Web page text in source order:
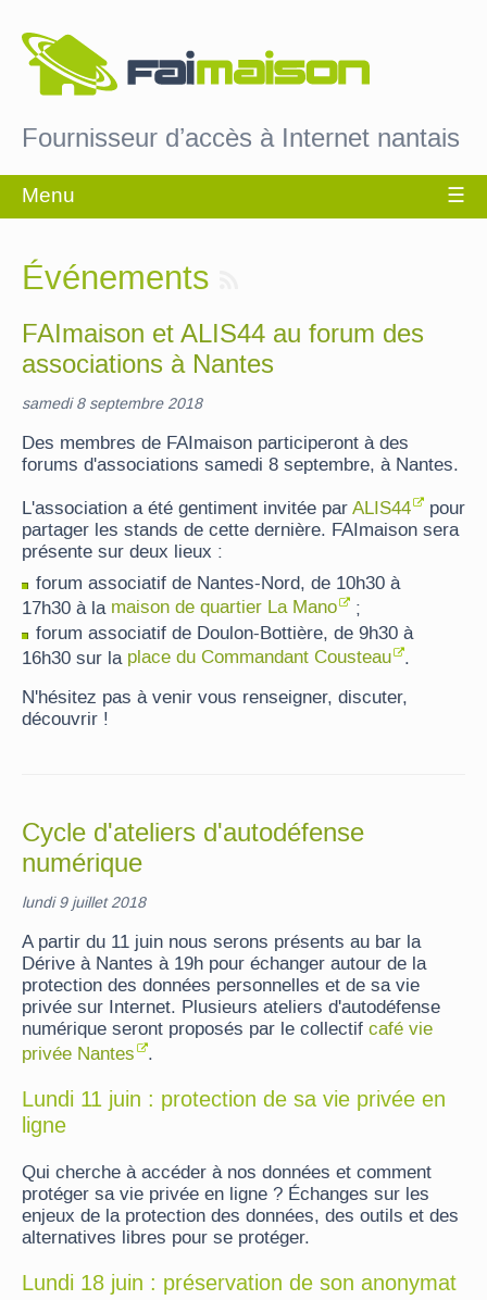
Fournisseur d’accès à Internet nantais
Événements
FAImaison et ALIS44 au forum des
associations à Nantes
samedi 8 septembre 2018
Des membres de FAImaison participeront à des
forums d'associations samedi 8 septembre, à Nantes.
L'association a été gentiment invitée par ALIS44
pour
partager les stands de cette dernière. FAImaison sera
présente sur deux lieux :
forum associatif de Nantes-Nord, de 10h30 à
17h30 à la maison de quartier La Mano
;
forum associatif de Doulon-Bottière, de 9h30 à
16h30 sur la place du Commandant Cousteau
.
N'hésitez pas à venir vous renseigner, discuter,
découvrir !
Cycle d'ateliers d'autodéfense
numérique
lundi 9 juillet 2018
A partir du 11 juin nous serons présents au bar la
Dérive à Nantes à 19h pour échanger autour de la
protection des données personnelles et de sa vie
privée sur Internet. Plusieurs ateliers d'autodéfense
numérique seront proposés par le collectif café vie
privée Nantes
.
Lundi 11 juin : protection de sa vie privée en
ligne
Qui cherche à accéder à nos données et comment
protéger sa vie privée en ligne ? Échanges sur les
enjeux de la protection des données, des outils et des
alternatives libres pour se protéger.
Lundi 18 juin : préservation de son anonymat